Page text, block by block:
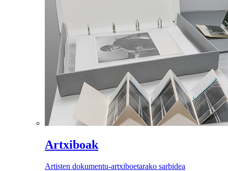
Artxiboak
Artisten dokumentu-artxiboetarako sarbidea